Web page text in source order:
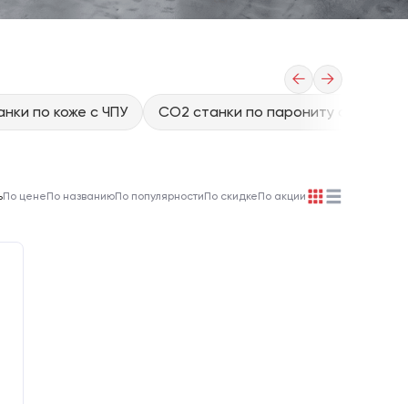
← →
по коже с ЧПУ CO2 станки по парониту с ЧПУ
По ценеПо названиюПо популярностиПо скидкеПо акции